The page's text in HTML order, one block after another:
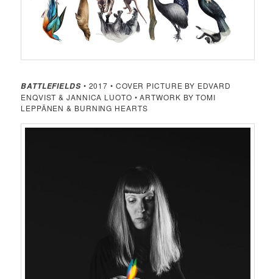
BATTLEFIELDS• 2017 • COVER PICTURE BY EDVARD
ENQVIST & JANNICA LUOTO • ARTWORK BY TOMI
LEPPÄNEN & BURNING HEARTS